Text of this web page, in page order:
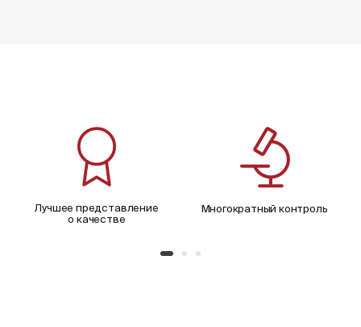
Лучшее представление
о качестве
Многократный контроль